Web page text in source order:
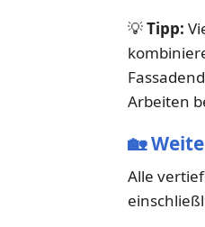
💡Tipp:
Arbeiten
🏡
Alle